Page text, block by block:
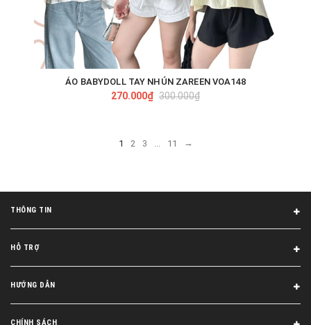
ÁO BABYDOLL TAY NHÚN ZAREEN VOA148
270.000₫ 300.000₫
1 2 3 ... 11 →
THÔNG TIN
HỖ TRỢ
HƯỚNG DẪN
CHÍNH SÁCH